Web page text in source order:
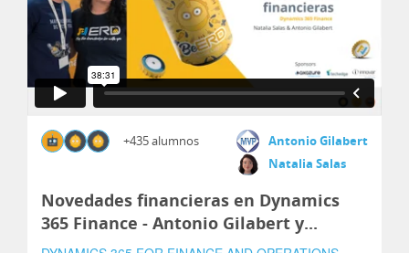
+435 alumnos
Antonio Gilabert
Natalia Salas
Novedades financieras en Dynamics
365 Finance - Antonio Gilabert y...